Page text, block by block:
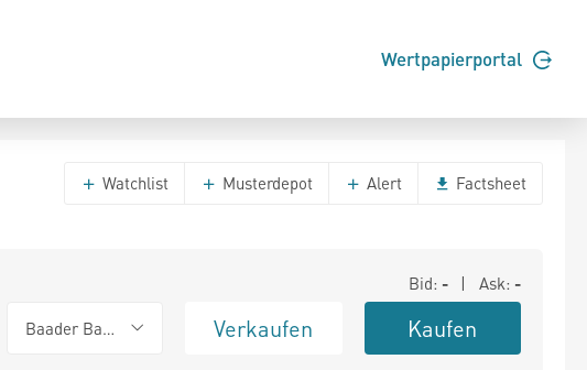
Wertpapierportal
Watchlist Musterdepot Alert Factsheet
Bid: - | Ask: -
Baader Bank (Baadex) Verkaufen Kaufen